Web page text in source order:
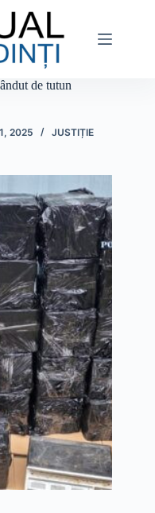
de tutun
2025 JUSTIȚIE